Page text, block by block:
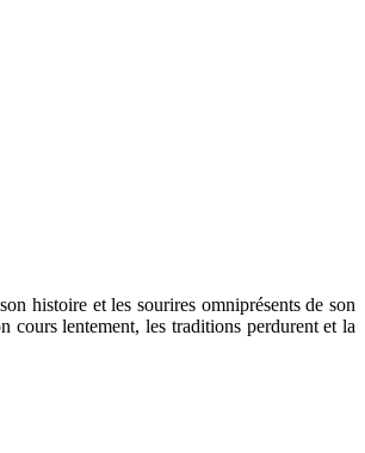
histoire et les sourires omniprésents de son
lentement, les traditions perdurent et la